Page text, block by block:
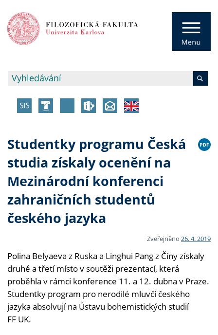
Studentky programu Česká
studia získaly ocenění na
Mezinárodní konferenci
zahraničních studentů
českého jazyka
Zveřejněno 26. 4. 2019
Polina Belyaeva z Ruska a Linghui Pang z Číny získaly
druhé a třetí místo v soutěži prezentací, která
proběhla v rámci konference 11. a 12. dubna v Praze.
Studentky program pro nerodilé mluvčí českého
jazyka absolvují na Ústavu bohemistických studií
FF UK.